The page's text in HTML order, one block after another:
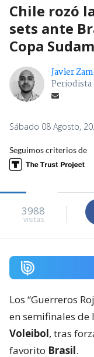
Chile rozó
sets ante
Copa
Javier
Sábado 08 Agosto,
Seguimos criterios de
3988
visitas
Los “Guerreros
en semifinales de
Voleibol, tras
favorito Brasil.